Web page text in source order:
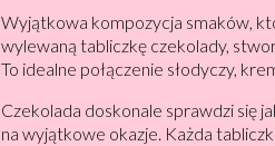
Wyjątkowa kompozycja smaków,
wylewaną tabliczkę czekolady,
To idealne połączenie słodyczy,
Czekolada doskonale sprawdzi się
na wyjątkowe okazje. Każda